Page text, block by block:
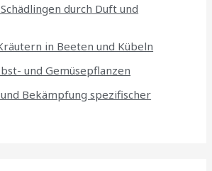
durch Duft und
in Beeten und Kübeln
und Gemüsepflanzen
Bekämpfung spezifischer